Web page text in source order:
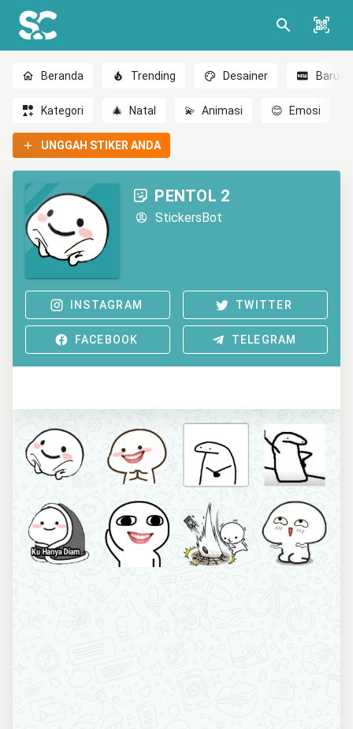
Beranda Trending Desainer Baru
Kategori 🎄 Natal 💫 Animasi 😊 Emosi
UNGGAH STIKER ANDA
PENTOL 2
StickersBot
INSTAGRAM TWITTER
FACEBOOK TELEGRAM